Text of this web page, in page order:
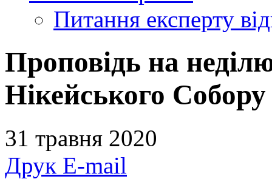
Питання експерту
Проповідь на
Нікейського
31 травня 2020
Друк E-mail